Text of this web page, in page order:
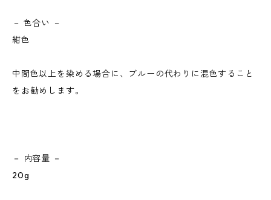
－ 色合い －
紺色
中間色以上を染める場合に、ブルーの代わりに混色すること
をお勧めします。
－ 内容量 －
20g